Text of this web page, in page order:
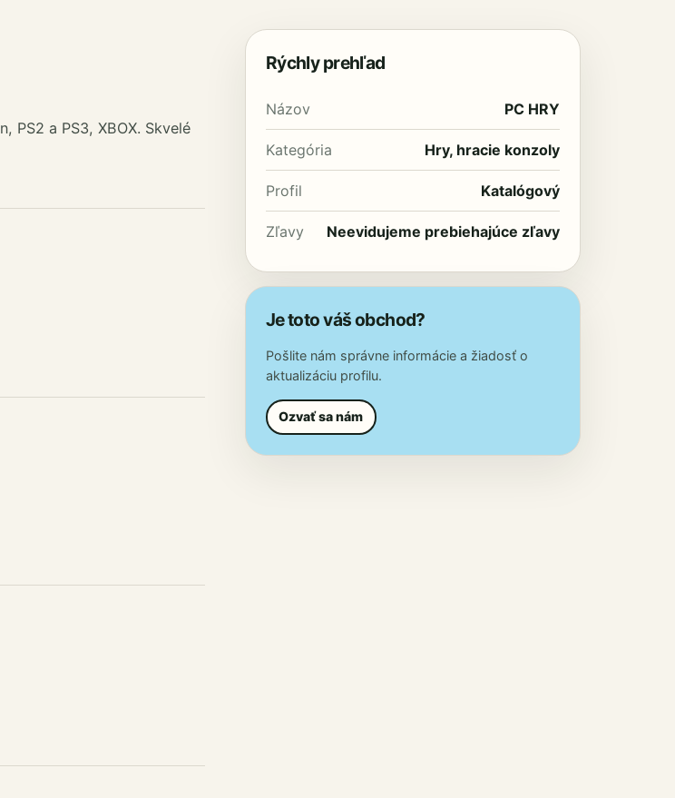
PS2 a PS3, XBOX. Skvelé
Rýchly prehľad
Názov PC HRY
Kategória Hry, hracie konzoly
Profil Katalógový
Zľavy Neevidujeme prebiehajúce zľavy
Je toto váš obchod?
Pošlite nám správne informácie a žiadosť o
aktualizáciu profilu.
Ozvať sa nám